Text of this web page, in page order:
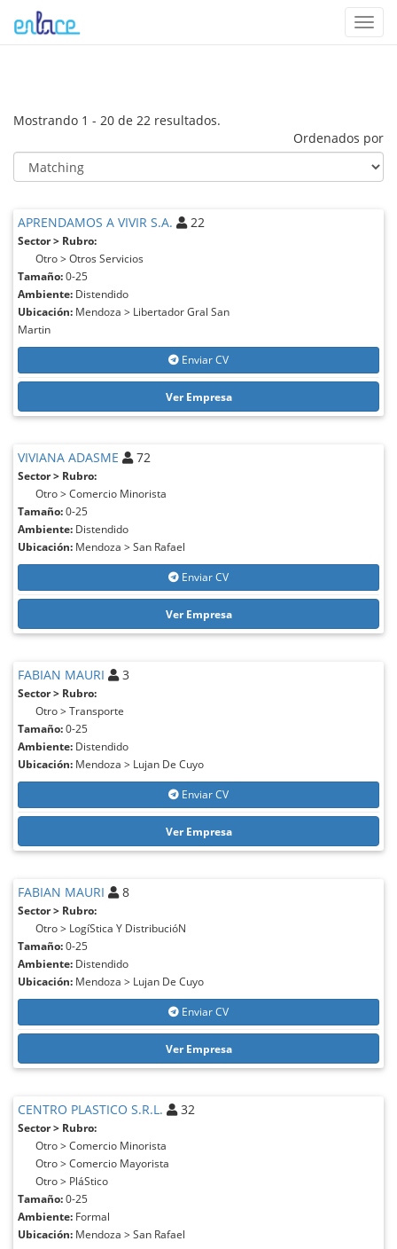
Mostrando 1 - 20 de 22 resultados.
Ordenados por
APRENDAMOS A VIVIR S.A. 22
Sector > Rubro:
Otro > Otros Servicios
Tamaño:0-25
Ambiente: Distendido
Ubicación: Mendoza > Libertador Gral San
Martin
Enviar CV
Ver Empresa
VIVIANA ADASME 72
Sector > Rubro:
Otro > Comercio Minorista
Tamaño:0-25
Ambiente: Distendido
Ubicación: Mendoza > San Rafael
Enviar CV
Ver Empresa
FABIAN MAURI 3
Sector > Rubro:
Otro > Transporte
Tamaño:0-25
Ambiente: Distendido
Ubicación: Mendoza > Lujan De Cuyo
Enviar CV
Ver Empresa
FABIAN MAURI 8
Sector > Rubro:
Otro > LogíStica Y DistribucióN
Tamaño:0-25
Ambiente: Distendido
Ubicación: Mendoza > Lujan De Cuyo
Enviar CV
Ver Empresa
CENTRO PLASTICO S.R.L. 32
Sector > Rubro:
Otro > Comercio Minorista
Otro > Comercio Mayorista
Otro > PláStico
Tamaño:0-25
Ambiente: Formal
Ubicación: Mendoza > San Rafael